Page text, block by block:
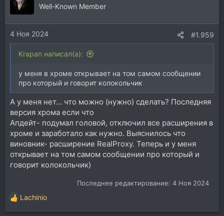
и
и
:
Well-Known Member
4 Ноя 2024 #1.959
Krapan написал(а):
у меня в хроме открывает на том самом сообщении
про который и говорит колокольчик
А у меня нет... что можно (нужно) сделать? Последняя
версия хрома если что
Апдейт- подумал головой, отключил все расширения в
хроме и заработало как нужно. Выяснилось что
виновник- расширение RealProxy. Теперь и у меня
открывает на том самом сообщении про который и
говорит колокольчик)
Последнее редактирование: 4 Ноя 2024
Р
е
Lachinio